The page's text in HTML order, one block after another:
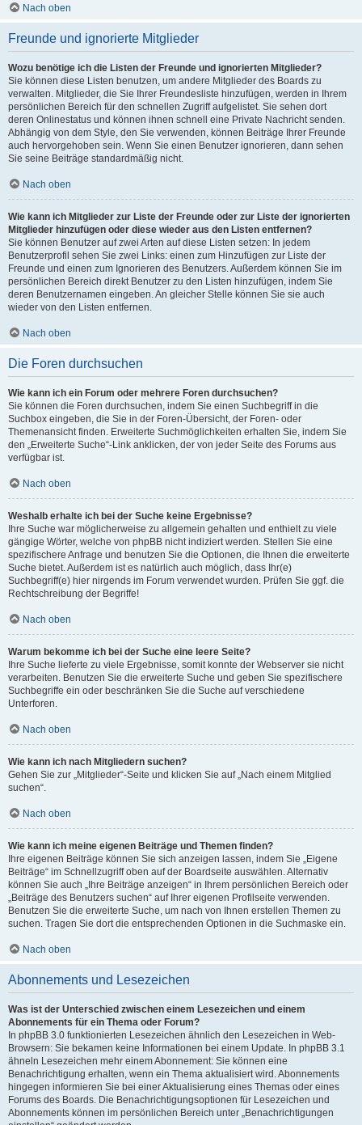
Nach oben
Freunde und ignorierte Mitglieder
Wozu benötige ich die Listen der Freunde und ignorierten Mitglieder?
Sie können diese Listen benutzen, um andere Mitglieder des Boards zu
verwalten. Mitglieder, die Sie Ihrer Freundesliste hinzufügen, werden in Ihrem
persönlichen Bereich für den schnellen Zugriff aufgelistet. Sie sehen dort
deren Onlinestatus und können ihnen schnell eine Private Nachricht senden.
Abhängig von dem Style, den Sie verwenden, können Beiträge Ihrer Freunde
auch hervorgehoben sein. Wenn Sie einen Benutzer ignorieren, dann sehen
Sie seine Beiträge standardmäßig nicht.
Nach oben
Wie kann ich Mitglieder zur Liste der Freunde oder zur Liste der ignorierten
Mitglieder hinzufügen oder diese wieder aus den Listen entfernen?
Sie können Benutzer auf zwei Arten auf diese Listen setzen: In jedem
Benutzerprofil sehen Sie zwei Links: einen zum Hinzufügen zur Liste der
Freunde und einen zum Ignorieren des Benutzers. Außerdem können Sie im
persönlichen Bereich direkt Benutzer zu den Listen hinzufügen, indem Sie
deren Benutzernamen eingeben. An gleicher Stelle können Sie sie auch
wieder von den Listen entfernen.
Nach oben
Die Foren durchsuchen
Wie kann ich ein Forum oder mehrere Foren durchsuchen?
Sie können die Foren durchsuchen, indem Sie einen Suchbegriff in die
Suchbox eingeben, die Sie in der Foren-Übersicht, der Foren- oder
Themenansicht finden. Erweiterte Suchmöglichkeiten erhalten Sie, indem Sie
den „Erweiterte Suche“-Link anklicken, der von jeder Seite des Forums aus
verfügbar ist.
Nach oben
Weshalb erhalte ich bei der Suche keine Ergebnisse?
Ihre Suche war möglicherweise zu allgemein gehalten und enthielt zu viele
gängige Wörter, welche von phpBB nicht indiziert werden. Stellen Sie eine
spezifischere Anfrage und benutzen Sie die Optionen, die Ihnen die erweiterte
Suche bietet. Außerdem ist es natürlich auch möglich, dass Ihr(e)
Suchbegriff(e) hier nirgends im Forum verwendet wurden. Prüfen Sie ggf. die
Rechtschreibung der Begriffe!
Nach oben
Warum bekomme ich bei der Suche eine leere Seite?
Ihre Suche lieferte zu viele Ergebnisse, somit konnte der Webserver sie nicht
verarbeiten. Benutzen Sie die erweiterte Suche und geben Sie spezifischere
Suchbegriffe ein oder beschränken Sie die Suche auf verschiedene
Unterforen.
Nach oben
Wie kann ich nach Mitgliedern suchen?
Gehen Sie zur „Mitglieder“-Seite und klicken Sie auf „Nach einem Mitglied
suchen“.
Nach oben
Wie kann ich meine eigenen Beiträge und Themen finden?
Ihre eigenen Beiträge können Sie sich anzeigen lassen, indem Sie „Eigene
Beiträge“ im Schnellzugriff oben auf der Boardseite auswählen. Alternativ
können Sie auch „Ihre Beiträge anzeigen“ in Ihrem persönlichen Bereich oder
„Beiträge des Benutzers suchen“ auf Ihrer eigenen Profilseite verwenden.
Benutzen Sie die erweiterte Suche, um nach von Ihnen erstellen Themen zu
suchen. Tragen Sie dort die entsprechenden Optionen in die Suchmaske ein.
Nach oben
Abonnements und Lesezeichen
Was ist der Unterschied zwischen einem Lesezeichen und einem
Abonnements für ein Thema oder Forum?
In phpBB 3.0 funktionierten Lesezeichen ähnlich den Lesezeichen in Web-
Browsern: Sie bekamen keine Informationen bei einem Update. In phpBB 3.1
ähneln Lesezeichen mehr einem Abonnement: Sie können eine
Benachrichtigung erhalten, wenn ein Thema aktualisiert wird. Abonnements
hingegen informieren Sie bei einer Aktualisierung eines Themas oder eines
Forums des Boards. Die Benachrichtigungsoptionen für Lesezeichen und
Abonnements können im persönlichen Bereich unter „Benachrichtigungen